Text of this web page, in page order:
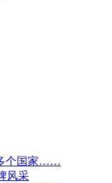
个国家……
风采